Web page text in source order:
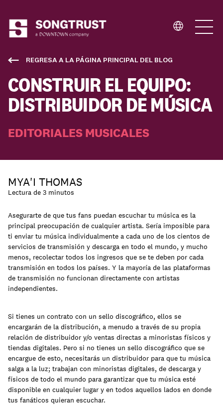
Aprende
Contacto
REGRESA A LA PÁGINA PRINCIPAL DEL BLOG
CONSTRUIR EL EQUIPO:
DISTRIBUIDOR DE MÚSICA
EDITORIALES MUSICALES
MYA'I THOMAS
Lectura de 3 minutos
Asegurarte de que tus fans puedan escuchar tu música es la
principal preocupación de cualquier artista. Sería imposible para
ti enviar tu música individualmente a cada uno de los cientos de
servicios de transmisión y descarga en todo el mundo, y mucho
menos, recolectar todos los ingresos que se te deben por cada
transmisión en todos los países. Y la mayoría de las plataformas
de transmisión no funcionan directamente con artistas
independientes.
Si tienes un contrato con un sello discográfico, ellos se
encargarán de la distribución, a menudo a través de su propia
relación de distribuidor y/o ventas directas a minoristas físicos y
tiendas digitales. Pero si no tienes un sello discográfico que se
encargue de esto, necesitarás un distribuidor para que tu música
salga a la luz; trabajan con minoristas digitales, de descarga y
físicos de todo el mundo para garantizar que tu música esté
disponible en cualquier lugar y en todos aquellos lados en donde
tus fanáticos quieran escuchar.